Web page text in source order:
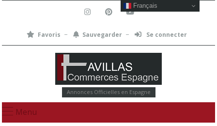
Favoris Sauvegarder Se connecter
Annonces Officielles en Espagne
Menu
Français